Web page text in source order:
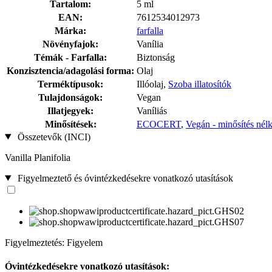
Tartalom:
5 ml
EAN:
7612534012973
Márka:
farfalla
Növényfajok:
Vanília
Témák - Farfalla:
Biztonság
Konzisztencia/adagolási forma: Olaj
Terméktípusok:
Illóolaj, Szoba illatosítók
Tulajdonságok:
Vegan
Illatjegyek:
Vaníliás
Minősítések:
ECOCERT, Vegán - minősítés
Összetevők (INCI)
Vanilla Planifolia
Figyelmeztető és óvintézkedésekre vonatkozó utasítások
Figyelmeztetés: Figyelem
Óvintézkedésekre vonatkozó utasítások: